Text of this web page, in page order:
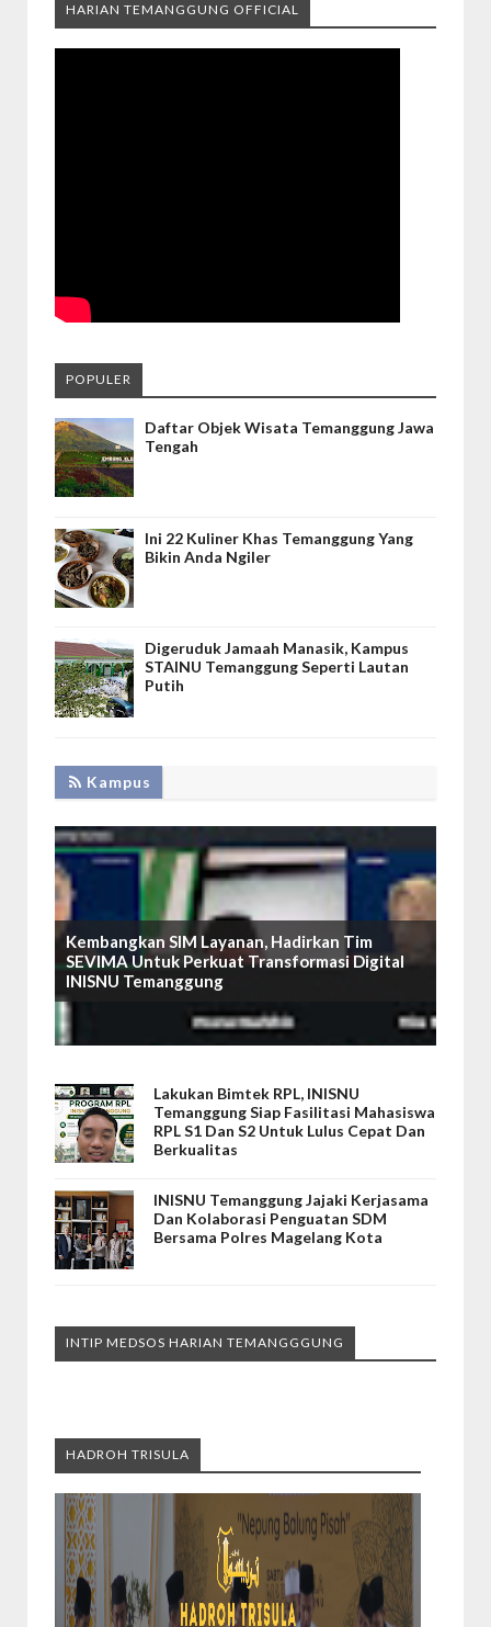
HARIAN TEMANGGUNG OFFICIAL
POPULER
Daftar Objek Wisata Temanggung Jawa
Tengah
Ini 22 Kuliner Khas Temanggung Yang
Bikin Anda Ngiler
Digeruduk Jamaah Manasik, Kampus
STAINU Temanggung Seperti Lautan
Putih
Kampus
Kembangkan SIM Layanan, Hadirkan Tim
SEVIMA Untuk Perkuat Transformasi Digital
INISNU Temanggung
Lakukan Bimtek RPL, INISNU
Temanggung Siap Fasilitasi Mahasiswa
RPL S1 Dan S2 Untuk Lulus Cepat Dan
Berkualitas
INISNU Temanggung Jajaki Kerjasama
Dan Kolaborasi Penguatan SDM
Bersama Polres Magelang Kota
INTIP MEDSOS HARIAN TEMANGGGUNG
HADROH TRISULA